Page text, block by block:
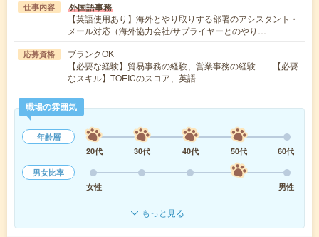
仕事内容 外国語事務
【英語使用あり】海外とやり取りする部署のアシスタント・
メール対応（海外協力会社/サプライヤーとのやり…
応募資格
ブランクOK
【必要な経験】貿易事務の経験、営業事務の経験 【必要
なスキル】TOEICのスコア、英語
職場の雰囲気
年齢層
20代
30代 40代 50代
60代
男女比率
女性
男性
もっと見る